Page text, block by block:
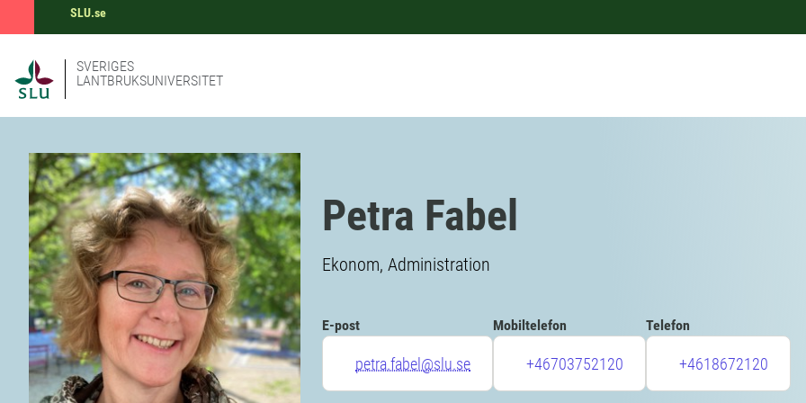
SLU.se
SVERIGES
LANTBRUKSUNIVERSITET
Petra Fabel
Ekonom, Administration
E-post
petra.fabel@slu.se
Mobiltelefon
+46703752120
Telefon
+4618672120